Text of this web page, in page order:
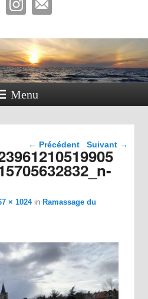
Menu
Navigation dans les
images
← Précédent Suivant →
× 1024in Ramassage du